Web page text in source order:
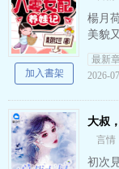
楊月
美貌
創新
一大
最新
2026-
加入書架
大叔
言情
初次